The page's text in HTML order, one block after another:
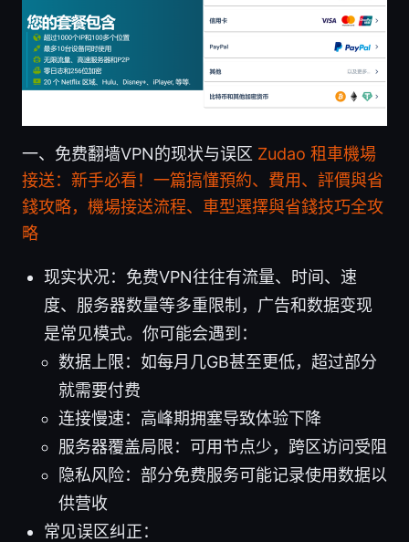
一、免费翻墙VPN的现状与误区 Zudao 租車機場
接送：新手必看！一篇搞懂預約、費用、評價與省
錢攻略，機場接送流程、車型選擇與省錢技巧全攻
略
现实状况：免费VPN往往有流量、时间、速
度、服务器数量等多重限制，广告和数据变现
是常见模式。你可能会遇到：
数据上限：如每月几GB甚至更低，超过部分
就需要付费
连接慢速：高峰期拥塞导致体验下降
服务器覆盖局限：可用节点少，跨区访问受阻
隐私风险：部分免费服务可能记录使用数据以
供营收
常见误区纠正：